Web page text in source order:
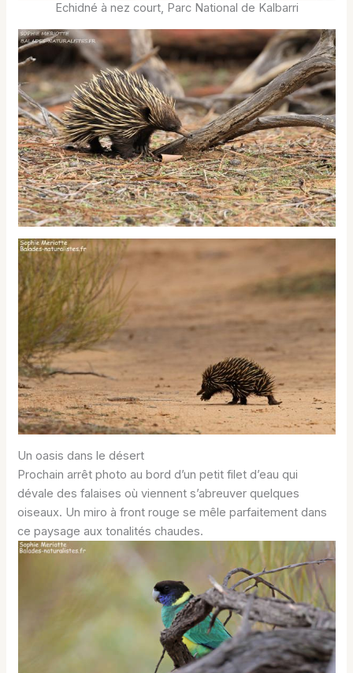
Echidné à nez court, Parc National de Kalbarri
Un oasis dans le désert
Prochain arrêt photo au bord d’un petit filet d’eau qui
dévale des falaises où viennent s’abreuver quelques
oiseaux. Un miro à front rouge se mêle parfaitement dans
ce paysage aux tonalités chaudes.